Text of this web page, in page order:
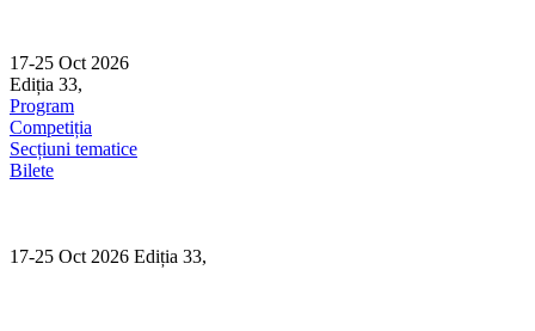
content
17-25 Oct 2026
Ediția 33,
Program
Competiția
Secțiuni tematice
Bilete
17-25 Oct 2026 Ediția 33,